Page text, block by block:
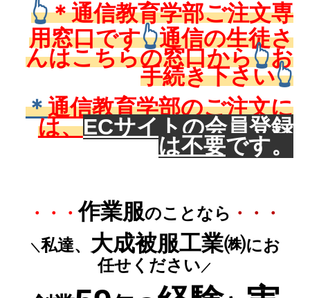
👆＊通信教育学部ご注文専
用窓口です👆通信の生徒さ
んはこちらの窓口から👆お
手続き下さい👆
＊通信教育学部のご注文に
は、ECサイトの会員登録
は不要です。
・・・作業服のことなら ・・・
＼ 私達、 大成被服工業㈱にお
任せください ／